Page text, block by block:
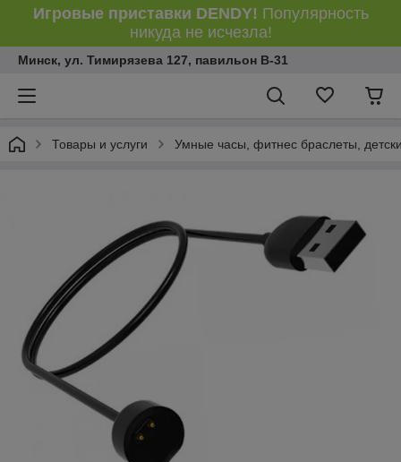
Игровые приставки DENDY! Популярность
никуда не исчезла!
Минск, ул. Тимирязева 127, павильон В-31
Товары и услуги Умные часы, фитнес браслеты,